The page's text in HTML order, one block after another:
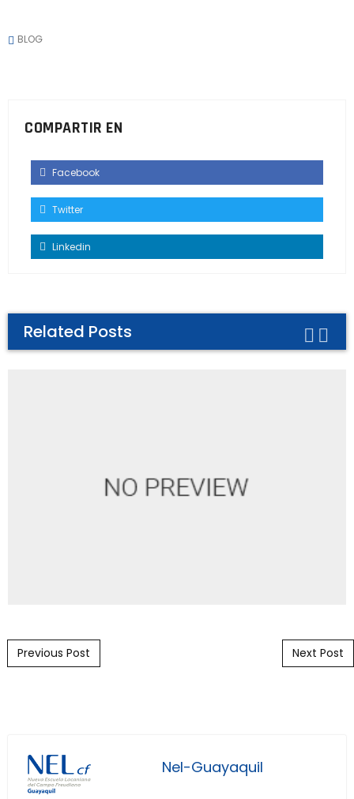
BLOG
COMPARTIR EN
Facebook
Twitter
Linkedin
Related Posts
Post navigation
Previous Post Next Post
Nel-Guayaquil